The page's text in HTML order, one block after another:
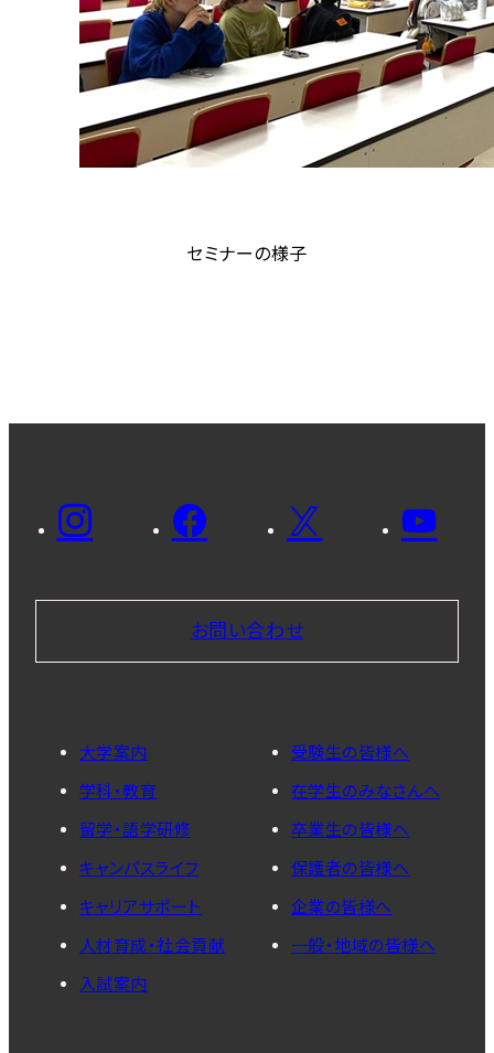
セミナーの様子
お問い合わせ
大学案内
学科・教育
留学・語学研修
キャンパスライフ
キャリアサポート
人材育成・社会貢献
入試案内
受験生の皆様へ
在学生のみなさんへ
卒業生の皆様へ
保護者の皆様へ
企業の皆様へ
一般・地域の皆様へ